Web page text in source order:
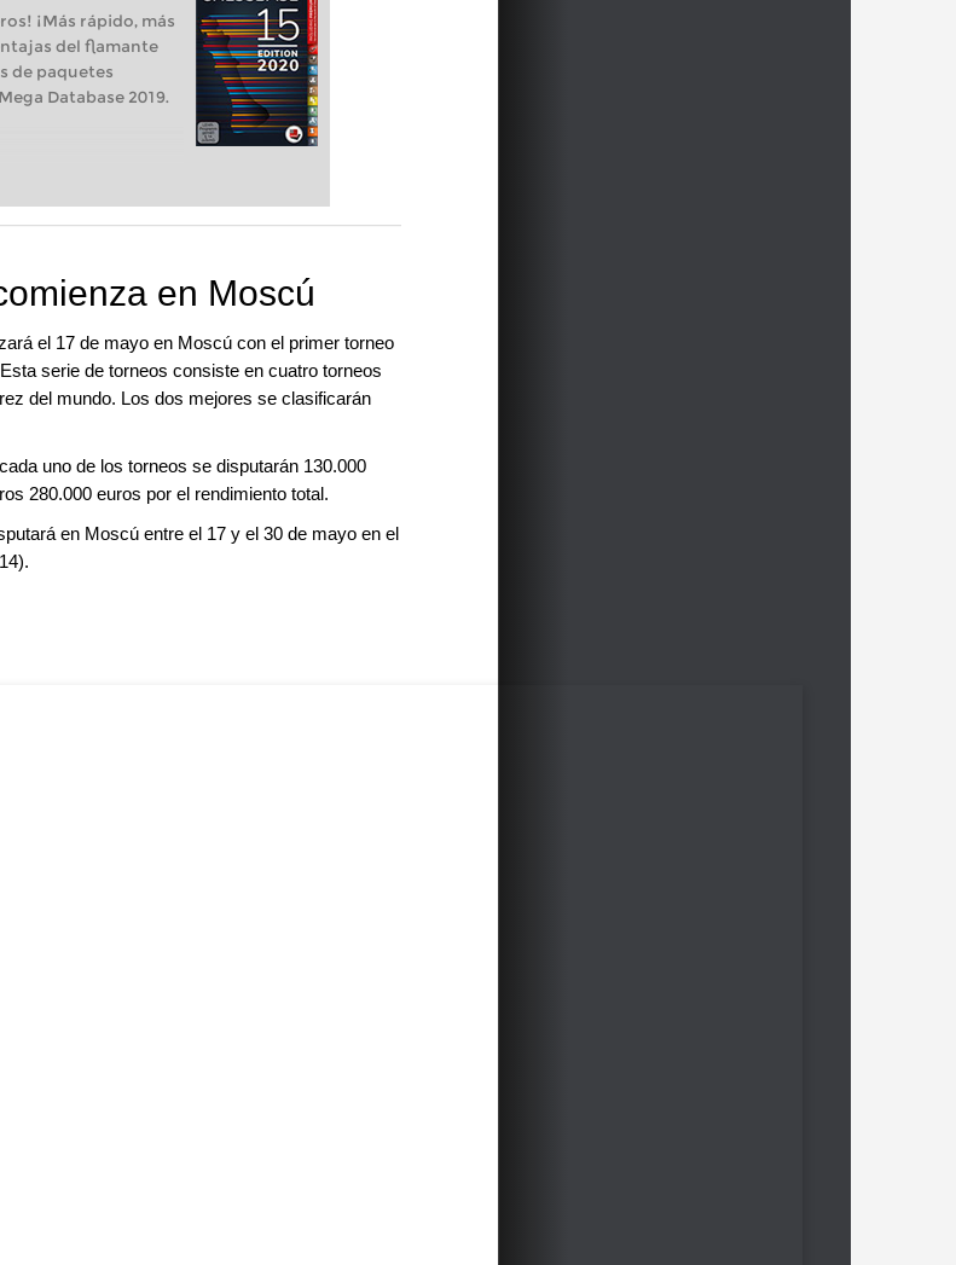
¡Más rápido, más
del flamante
de paquetes
Database 2019.
en Moscú
el 17 de mayo en Moscú con el primer torneo
serie de torneos consiste en cuatro torneos
del mundo. Los dos mejores se clasificarán
uno de los torneos se disputarán 130.000
280.000 euros por el rendimiento total.
en Moscú entre el 17 y el 30 de mayo en el